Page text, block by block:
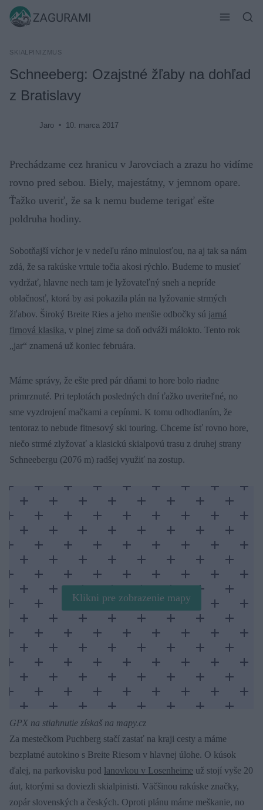
Skip
ZAGURAMI
SKIALPINIZMUS
Schneeberg: Ozajstné žľaby na dohľad
z Bratislavy
Jaro 10. marca 2017
Prechádzame cez hranicu v Jarovciach a zrazu ho vidíme
rovno pred sebou. Biely, majestátny, v jemnom opare.
Ťažko uveriť, že sa k nemu budeme terigať ešte
poldruha hodiny.
Sobotňajší víchor je v nedeľu ráno minulosťou, na aj tak sa nám
zdá, že sa rakúske vrtule točia akosi rýchlo. Budeme to musieť
vydržať, hlavne nech tam je lyžovateľný sneh a nepríde
oblačnosť, ktorá by asi pokazila plán na lyžovanie strmých
žľabov. Široký Breite Ries a jeho menšie odbočky sú jarná
firnová klasika, v plnej zime sa doň odváži málokto. Tento rok
„jar“ znamená už koniec februára.
Máme správy, že ešte pred pár dňami to hore bolo riadne
primrznuté. Pri teplotách posledných dní ťažko uveriteľné, no
sme vyzdrojení mačkami a cepínmi. K tomu odhodlaním, že
tentoraz to nebude fitnesový ski touring. Chceme ísť rovno hore,
niečo strmé zlyžovať a klasickú skialpovú trasu z druhej strany
Schneebergu (2076 m) radšej využiť na zostup.
Klikni pre zobrazenie mapy
GPX na stiahnutie získaš na mapy.cz
Za mestečkom Puchberg stačí zastať na kraji cesty a máme
bezplatné autokino s Breite Riesom v hlavnej úlohe. O kúsok
ďalej, na parkovisku pod lanovkou v Losenheime už stojí vyše 20
áut, ktorými sa doviezli skialpinisti. Väčšinou rakúske značky,
zopár slovenských a českých. Oproti plánu máme meškanie, no